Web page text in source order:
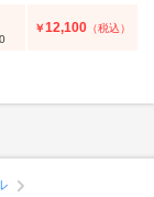
￥12,100 （税込）